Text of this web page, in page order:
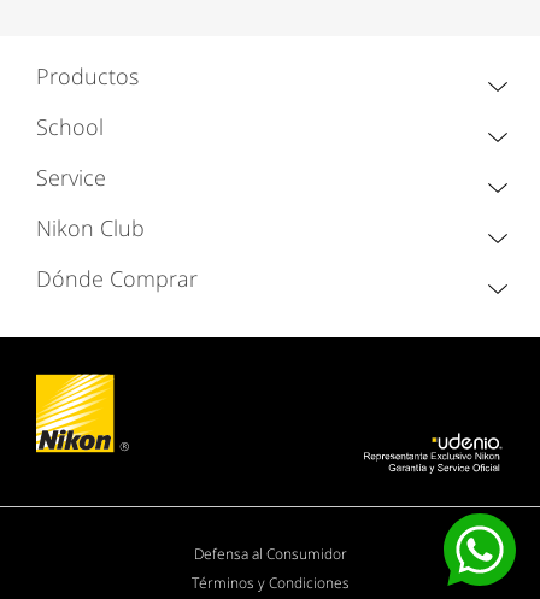
Productos
School
Service
Nikon Club
Dónde Comprar
Defensa al Consumidor
Términos y Condiciones